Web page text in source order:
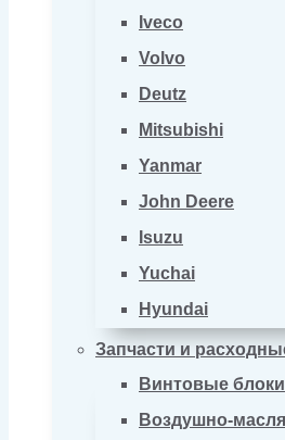
Iveco
Volvo
Deutz
Mitsubishi
Yanmar
John Deere
Isuzu
Yuchai
Hyundai
Запчасти и
Винтовые блоки
Воздушно-